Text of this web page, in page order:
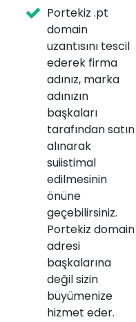
Portekiz .pt
domain
uzantısını tescil
ederek firma
adınız, marka
adınızın
başkaları
tarafından satın
alınarak
suiistimal
edilmesinin
önüne
geçebilirsiniz.
Portekiz domain
adresi
başkalarına
değil sizin
büyümenize
hizmet eder.